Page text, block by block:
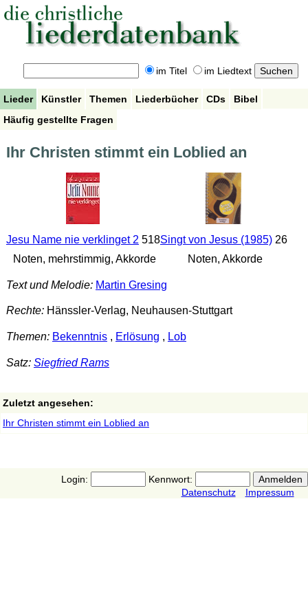
im Titel im Liedtext
Lieder Künstler Themen Liederbücher CDs
Bibel
Häufig gestellte Fragen
Ihr Christen stimmt ein Loblied an
Jesu Name nie verklinget 2 518
Noten, mehrstimmig, Akkorde
Singt von Jesus (1985)26
Noten, Akkorde
Text und Melodie: Martin Gresing
Rechte:Hänssler-Verlag, Neuhausen-Stuttgart
Themen: Bekenntnis, Erlösung , Lob
Satz: Siegfried Rams
Zuletzt angesehen:
Ihr Christen stimmt ein Loblied an
Login:
Kennwort:
Datenschutz
Impressum